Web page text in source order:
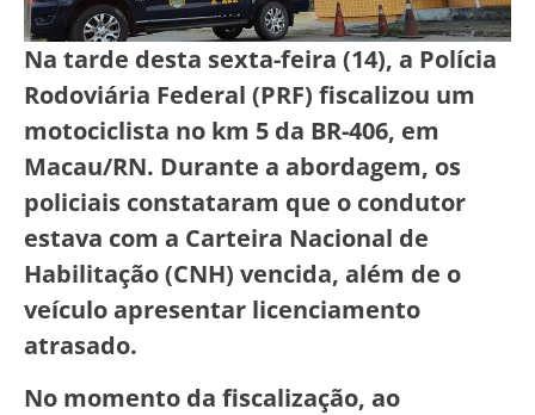
Na tarde desta sexta-feira (14), a Polícia
Rodoviária Federal (PRF) fiscalizou um
motociclista no km 5 da BR-406, em
Macau/RN. Durante a abordagem, os
policiais constataram que o condutor
estava com a Carteira Nacional de
Habilitação (CNH) vencida, além de o
veículo apresentar licenciamento
atrasado.
No momento da fiscalização, ao